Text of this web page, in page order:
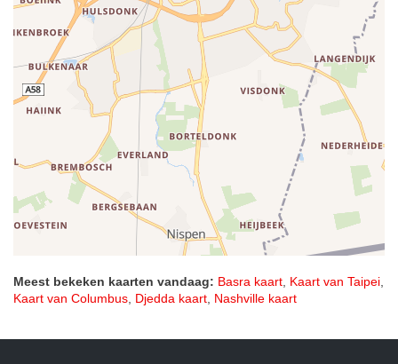
Meest bekeken kaarten vandaag: Basra kaart, Kaart van Taipei,
Kaart van Columbus, Djedda kaart, Nashville kaart